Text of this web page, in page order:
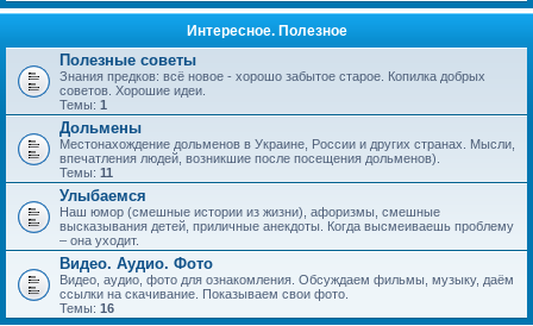
Интересное. Полезное
Полезные советы
Знания предков: всё новое - хорошо забытое старое. Копилка добрых
советов. Хорошие идеи.
Темы: 1
Дольмены
Местонахождение дольменов в Украине, России и других странах. Мысли,
впечатления людей, возникшие после посещения дольменов).
Темы: 11
Улыбаемся
Наш юмор (смешные истории из жизни), афоризмы, смешные
высказывания детей, приличные анекдоты. Когда высмеиваешь проблему
– она уходит.
Видео. Аудио. Фото
Видео, аудио, фото для ознакомления. Обсуждаем фильмы, музыку, даём
ссылки на скачивание. Показываем свои фото.
Темы: 16